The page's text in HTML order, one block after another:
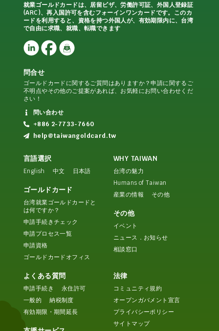
就業ゴールドカードは、居留ビザ、労働許可証、外国人登録証
(ARC)、再入国許可を含むフォーインワンカードです。このカ
ードを利用すると、資格を持つ外国人が、有効期限内に、台湾
で自由に求職、就職、転職できます
問合せ
ゴールドカードに関するご質問はありますか？申請に関するご
不明点やその他のご提案があれば、お気軽にお問い合わせくだ
さい！
問い合わせ
+886 2-7733-7660
help@taiwangoldcard.tw
言語選択
English 中文 日本語
ゴールドカード
台湾就業ゴールドカードと
は何ですか？
申請手続きチェック
申請プロセス一覧
申請資格
ゴールドカードオフィス
WHY TAIWAN
台湾の魅力
Humans of Taiwan
産業の情報
その他
その他
イベント
ニュース．お知らせ
相談窓口
よくある質問
申請手続き
永住許可
一般的
納税制度
有効期限・期間延長
法律
コミュニティ規約
オープンガバメント宣言
プライバシーポリシー
サイトマップ